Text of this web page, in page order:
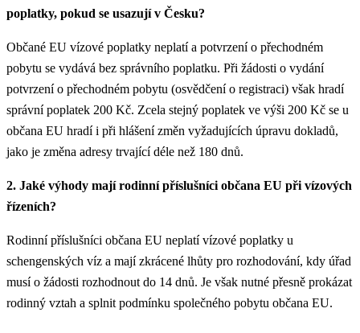
poplatky, pokud se usazují v Česku?
Občané EU vízové poplatky neplatí a potvrzení o přechodném
pobytu se vydává bez správního poplatku. Při žádosti o vydání
potvrzení o přechodném pobytu (osvědčení o registraci) však hradí
správní poplatek 200 Kč. Zcela stejný poplatek ve výši 200 Kč se u
občana EU hradí i při hlášení změn vyžadujících úpravu dokladů,
jako je změna adresy trvající déle než 180 dnů.
2. Jaké výhody mají rodinní příslušníci občana EU při vízových
řízeních?
Rodinní příslušníci občana EU neplatí vízové poplatky u
schengenských víz a mají zkrácené lhůty pro rozhodování, kdy úřad
musí o žádosti rozhodnout do 14 dnů. Je však nutné přesně prokázat
rodinný vztah a splnit podmínku společného pobytu občana EU.